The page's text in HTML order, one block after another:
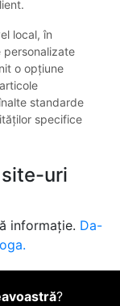
local, în
personalizate
o opțiune
standarde
specifice
uri
informație. Da-
?